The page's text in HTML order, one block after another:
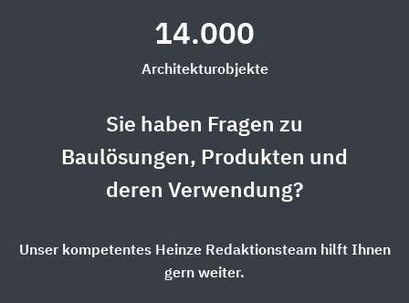
14.000
Architekturobjekte
Sie haben Fragen zu
Baulösungen, Produkten und
deren Verwendung?
Unser kompetentes Heinze Redaktionsteam hilft Ihnen
gern weiter.